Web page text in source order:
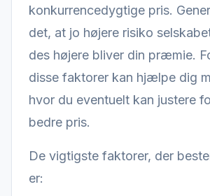
konkurrencedygtige pris.
det, at jo højere risiko
des højere bliver din præmie.
disse faktorer kan hjælpe dig
hvor du eventuelt kan justere
bedre pris.
De vigtigste faktorer, der
er: